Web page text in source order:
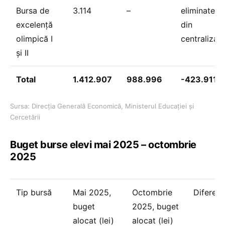
Bursa de
excelență
olimpică I
și II
3.114 –
eliminate
din
centralizare
Total 1.412.907 988.996 -423.911
Sursa: Direcția Generală Economică, Ministerul Educației și
Cercetării
Buget burse elevi mai 2025 – octombrie
2025
Tip bursă
Mai 2025,
buget
alocat (lei)
Octombrie
2025, buget
alocat (lei)